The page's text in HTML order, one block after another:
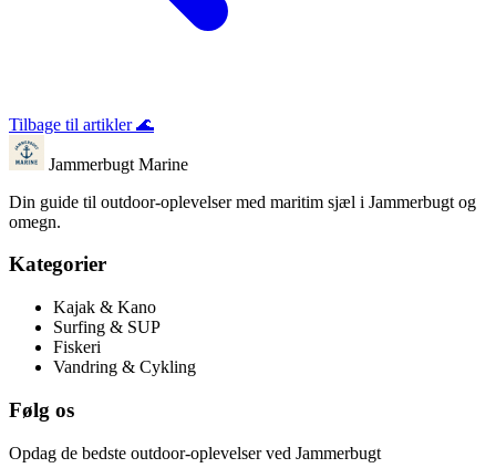
Tilbage til artikler🌊
Jammerbugt Marine
Din guide til outdoor-oplevelser med maritim sjæl i Jammerbugt og
omegn.
Kategorier
Kajak & Kano
Surfing & SUP
Fiskeri
Vandring & Cykling
Følg os
Opdag de bedste outdoor-oplevelser ved Jammerbugt